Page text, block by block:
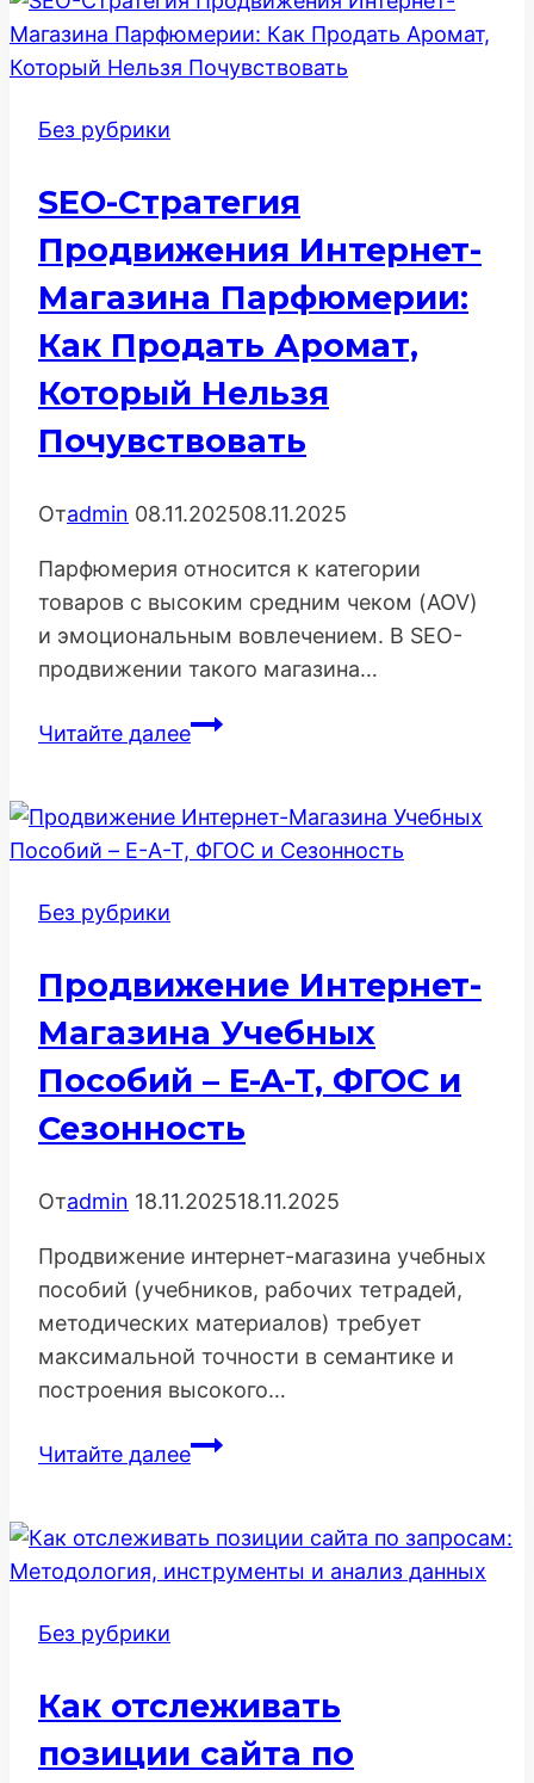
Без рубрики
SEO-Стратегия
Продвижения Интернет-
Магазина Парфюмерии:
Как Продать Аромат,
Который Нельзя
Почувствовать
Отadmin 08.11.202508.11.2025
Парфюмерия относится к категории
товаров с высоким средним чеком (AOV)
и эмоциональным вовлечением. В SEO-
продвижении такого магазина…
Читайте далееSEO-
Интернет-
Магазина
Аромат,
Который
Нельзя
Почувствовать
Без рубрики
Продвижение Интернет-
Магазина Учебных
Пособий – E-A-T, ФГОС и
Сезонность
Отadmin 18.11.202518.11.2025
Продвижение интернет-магазина учебных
пособий (учебников, рабочих тетрадей,
методических материалов) требует
максимальной точности в семантике и
построения высокого…
Читайте далееПродвижение
Учебных
Пособий
T,
ФГОС
и
Без рубрики
Как отслеживать
позиции сайта по